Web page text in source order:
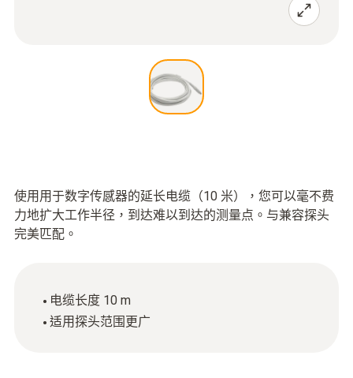
使用用于数字传感器的延长电缆（10 米），您可以毫不费
力地扩大工作半径，到达难以到达的测量点。与兼容探头
完美匹配。
电缆长度 10 m
适用探头范围更广